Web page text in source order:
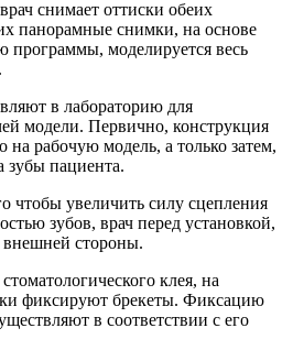
снимает оттиски обеих
панорамные снимки, на основе
программы, моделируется весь
в лабораторию для
модели. Первично, конструкция
на рабочую модель, а только затем,
зубы пациента.
чтобы увеличить силу сцепления
зубов, врач перед установкой,
стороны.
клея, на
фиксируют брекеты. Фиксацию
в соответствии с его